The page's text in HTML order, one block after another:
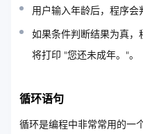
用户输入年龄后，程序会
如果条件判断结果为真
将打印 "您还未成年。"。
循环语句
循环是编程中非常常用的一